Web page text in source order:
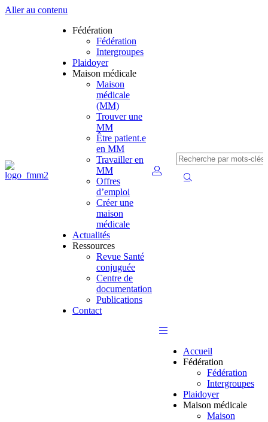
Aller au contenu
Fédération
Fédération
Intergroupes
Plaidoyer
Maison médicale
Maison
médicale
(MM)
Trouver une
MM
Être patient.e
en MM
Travailler en
MM
Offres
d’emploi
Créer une
maison
médicale
Actualités
Ressources
Revue Santé
conjuguée
Centre de
documentation
Publications
Contact
Accueil
Fédération
Fédération
Intergroupes
Plaidoyer
Maison médicale
Maison